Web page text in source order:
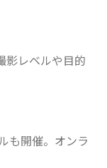
影レベルや目的
も開催。オンラ